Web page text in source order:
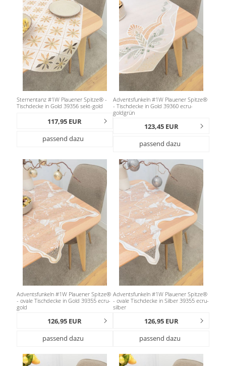
Sternentanz #1W Plauener Spitze® -
Tischdecke in Gold 39356 sekt-gold
117,95 EUR
passend dazu
Adventsfunkeln #1W Plauener Spitze®
- Tischdecke in Gold 39360 ecru-
goldgrün
123,45 EUR
passend dazu
Adventsfunkeln #1W Plauener Spitze®
- ovale Tischdecke in Gold 39355 ecru-
gold
126,95 EUR
passend dazu
Adventsfunkeln #1W Plauener Spitze®
- ovale Tischdecke in Silber 39355 ecru-
silber
126,95 EUR
passend dazu